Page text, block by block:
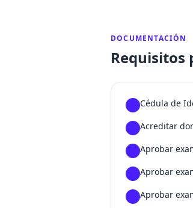
DOCUMENTACIÓN
Requisitos
Cédula de
Acreditar
Aprobar
Aprobar
Aprobar